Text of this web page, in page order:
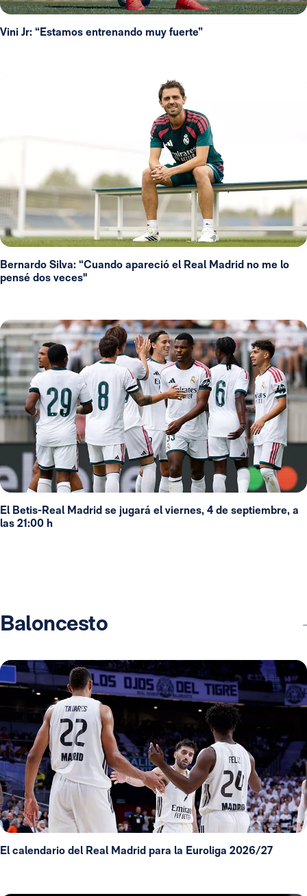
Vini Jr: “Estamos entrenando muy fuerte”
Bernardo Silva: “Cuando apareció el Real Madrid no me lo
pensé dos veces"
El Betis-Real Madrid se jugará el viernes, 4 de septiembre, a
las 21:00 h
Baloncesto
El calendario del Real Madrid para la Euroliga 2026/27